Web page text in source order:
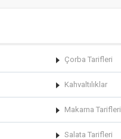
Çorba Tarifleri
Kahvaltılıklar
Makarna Tarifleri
Salata Tarifleri